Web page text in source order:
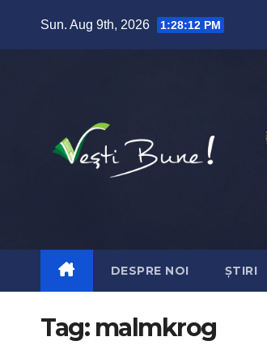
Sun. Aug 9th, 2026
1:28:13 PM
DESPRE NOI ȘTIRI
Tag: malmkrog